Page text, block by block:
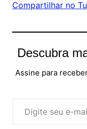
Compartilhar no
Descubra
Assine para